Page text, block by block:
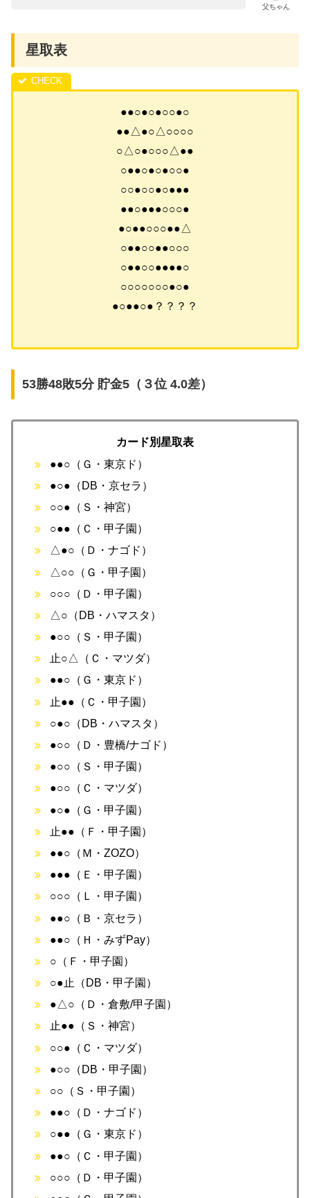
父ちゃん
星取表
●●○●○●○○●○
●●△●○△○○○○
○△○●○○○△●●
○●●○●○●○○●
○○●○○●○●●●
●●○●●●○○○●
●○●●○○○●●△
○●●○○●●○○○
○●●○○●●●●○
○○○○○○○●○●
●○●●○●？？？？
53勝48敗5分 貯金5（３位 4.0差）
カード別星取表
●●○（Ｇ・東京ド）
●○●（DB・京セラ）
○○●（Ｓ・神宮）
○●●（Ｃ・甲子園）
△●○（Ｄ・ナゴド）
△○○（Ｇ・甲子園）
○○○（Ｄ・甲子園）
△○（DB・ハマスタ）
●○○（Ｓ・甲子園）
止○△（Ｃ・マツダ）
●●○（Ｇ・東京ド）
止●●（Ｃ・甲子園）
○●○（DB・ハマスタ）
●○○（Ｄ・豊橋/ナゴド）
●○○（Ｓ・甲子園）
●○○（Ｃ・マツダ）
●○●（Ｇ・甲子園）
止●●（Ｆ・甲子園）
●●○（Ｍ・ZOZO）
●●●（Ｅ・甲子園）
○○○（Ｌ・甲子園）
●●○（Ｂ・京セラ）
●●○（Ｈ・みずPay）
○（Ｆ・甲子園）
○●止（DB・甲子園）
●△○（Ｄ・倉敷/甲子園）
止●●（Ｓ・神宮）
○○●（Ｃ・マツダ）
●○○（DB・甲子園）
○○（Ｓ・甲子園）
●●○（Ｄ・ナゴド）
○●●（Ｇ・東京ド）
●●○（Ｃ・甲子園）
○○○（Ｄ・甲子園）